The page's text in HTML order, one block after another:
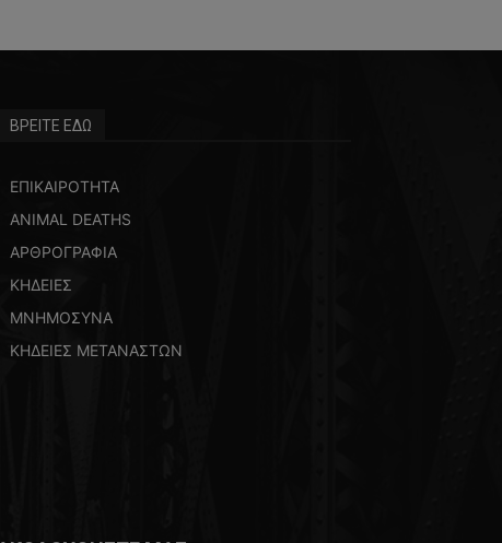
ΒΡΕΙΤΕ ΕΔΩ
ΕΠΙΚΑΙΡΟΤΗΤΑ
ANIMAL DEATHS
ΑΡΘΡΟΓΡΑΦΙΑ
ΚΗΔΕΙΕΣ
ΜΝΗΜΟΣΥΝΑ
ΚΗΔΕΙΕΣ ΜΕΤΑΝΑΣΤΩΝ